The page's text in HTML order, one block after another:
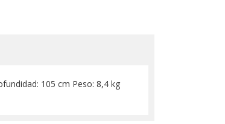
105 cm Peso: 8,4 kg